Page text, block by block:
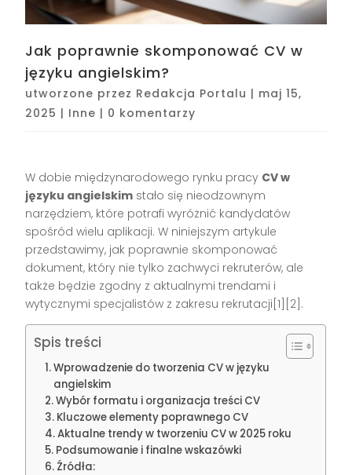
Jak poprawnie skomponować CV w
języku angielskim?
utworzone przez Redakcja Portalu | maj 15,
2025 | Inne | 0 komentarzy
W dobie międzynarodowego rynku pracy CV w
języku angielskim stało się nieodzownym
narzędziem, które potrafi wyróżnić kandydatów
spośród wielu aplikacji. W niniejszym artykule
przedstawimy, jak poprawnie skomponować
dokument, który nie tylko zachwyci rekruterów, ale
także będzie zgodny z aktualnymi trendami i
wytycznymi specjalistów z zakresu rekrutacji[1][2].
Spis treści
Wprowadzenie do tworzenia CV w języku
angielskim
Wybór formatu i organizacja treści CV
Kluczowe elementy poprawnego CV
Aktualne trendy w tworzeniu CV w 2025 roku
Podsumowanie i finalne wskazówki
Źródła: